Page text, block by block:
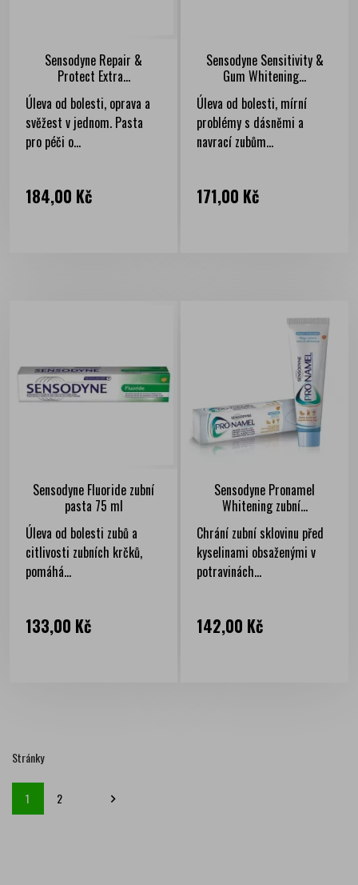
Sensodyne Repair &
Protect Extra...
Úleva od bolesti, oprava a
svěžest v jednom. Pasta
pro péči o...
Cena
184,00 Kč
Sensodyne Sensitivity &
Gum Whitening...
Úleva od bolesti, mírní
problémy s dásněmi a
navrací zubům...
Cena
171,00 Kč
Sensodyne Fluoride zubní
pasta 75 ml
Úleva od bolesti zubů a
citlivosti zubních krčků,
pomáhá...
Cena
133,00 Kč
Sensodyne Pronamel
Whitening zubní...
Chrání zubní sklovinu před
kyselinami obsaženými v
potravinách...
Cena
142,00 Kč
Stránky
1 2 